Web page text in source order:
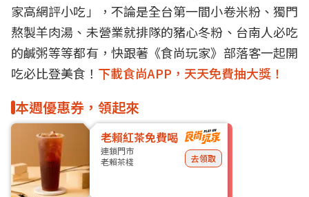
家高網評小吃 」，不論是全台第一間小卷米粉、獨門
熬製羊肉湯、未營業就排隊的豬心冬粉、台南人必吃
的鹹粥等等都有，快跟著《食尚玩家》部落客一起開
吃必比登美食！ 下載食尚APP，天天免費抽大獎！
本週優惠券，領起來
老賴紅茶免費喝
連鎖門市
老賴茶棧
去領取